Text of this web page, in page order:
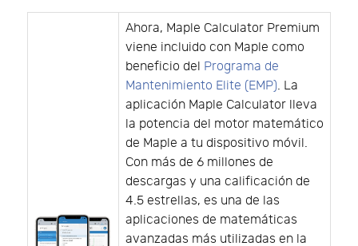
Ahora, Maple Calculator Premium
viene incluido con Maple como
beneficio del Programa de
Mantenimiento Elite (EMP). La
aplicación Maple Calculator lleva
la potencia del motor matemático
de Maple a tu dispositivo móvil.
Con más de 6 millones de
descargas y una calificación de
4.5 estrellas, es una de las
aplicaciones de matemáticas
avanzadas más utilizadas en la